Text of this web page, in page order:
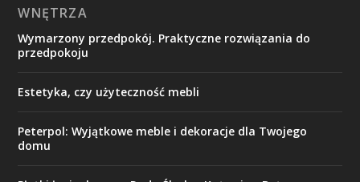
WNĘTRZA
Wymarzony przedpokój. Praktyczne rozwiązania do
przedpokoju
Estetyka, czy użyteczność mebli
Peterpol: Wyjątkowe meble i dekoracje dla Twojego
domu